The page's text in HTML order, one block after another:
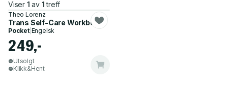
Viser 1 av 1 treff
Theo Lorenz
Trans Self-Care Workbook
Pocket| Engelsk
249,-
Utsolgt
Klikk&Hent